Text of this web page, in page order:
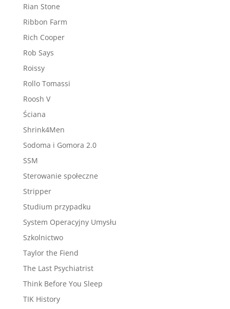
Rian Stone
Ribbon Farm
Rich Cooper
Rob Says
Roissy
Rollo Tomassi
Roosh V
Ściana
Shrink4Men
Sodoma i Gomora 2.0
SSM
Sterowanie społeczne
Stripper
Studium przypadku
System Operacyjny Umysłu
Szkolnictwo
Taylor the Fiend
The Last Psychiatrist
Think Before You Sleep
TIK History